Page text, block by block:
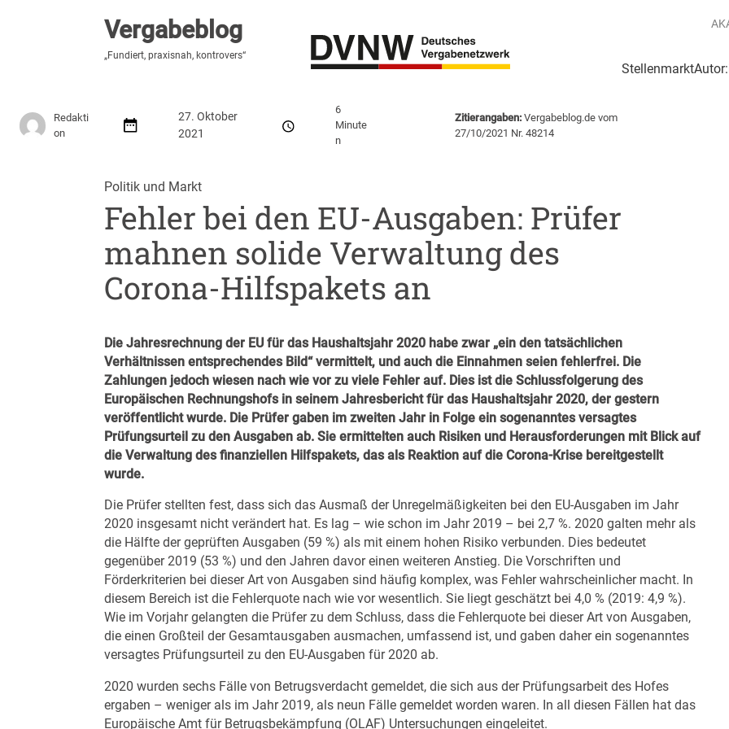
Vergabeblog
„Fundiert, praxisnah, kontrovers“
Stellenmarkt
Vergabeblog
„Hier lesen Sie es zuerst“
Redakti
on
27. Oktober
2021
6
Minute
n
Zitierangaben: Vergabeblog.de vom
27/10/2021 Nr. 48214
Politik und Markt
Fehler bei den EU-Ausgaben: Prüfer
mahnen solide Verwaltung des
Corona-Hilfspakets an
Die Jahresrechnung der EU für das Haushaltsjahr 2020 habe zwar „ein den tatsächlichen
Verhältnissen entsprechendes Bild“ vermittelt, und auch die Einnahmen seien fehlerfrei. Die
Zahlungen jedoch wiesen nach wie vor zu viele Fehler auf. Dies ist die Schlussfolgerung des
Europäischen Rechnungshofs in seinem Jahresbericht für das Haushaltsjahr 2020, der gestern
veröffentlicht wurde. Die Prüfer gaben im zweiten Jahr in Folge ein sogenanntes versagtes
Prüfungsurteil zu den Ausgaben ab. Sie ermittelten auch Risiken und Herausforderungen mit Blick auf
die Verwaltung des finanziellen Hilfspakets, das als Reaktion auf die Corona-Krise bereitgestellt
wurde.
Die Prüfer stellten fest, dass sich das Ausmaß der Unregelmäßigkeiten bei den EU-Ausgaben im Jahr
2020 insgesamt nicht verändert hat. Es lag – wie schon im Jahr 2019 – bei 2,7 %. 2020 galten mehr als
die Hälfte der geprüften Ausgaben (59 %) als mit einem hohen Risiko verbunden. Dies bedeutet
gegenüber 2019 (53 %) und den Jahren davor einen weiteren Anstieg. Die Vorschriften und
Förderkriterien bei dieser Art von Ausgaben sind häufig komplex, was Fehler wahrscheinlicher macht. In
diesem Bereich ist die Fehlerquote nach wie vor wesentlich. Sie liegt geschätzt bei 4,0 % (2019: 4,9 %).
Wie im Vorjahr gelangten die Prüfer zu dem Schluss, dass die Fehlerquote bei dieser Art von Ausgaben,
die einen Großteil der Gesamtausgaben ausmachen, umfassend ist, und gaben daher ein sogenanntes
versagtes Prüfungsurteil zu den EU-Ausgaben für 2020 ab.
2020 wurden sechs Fälle von Betrugsverdacht gemeldet, die sich aus der Prüfungsarbeit des Hofes
ergaben – weniger als im Jahr 2019, als neun Fälle gemeldet worden waren. In all diesen Fällen hat das
Europäische Amt für Betrugsbekämpfung (OLAF) Untersuchungen eingeleitet.